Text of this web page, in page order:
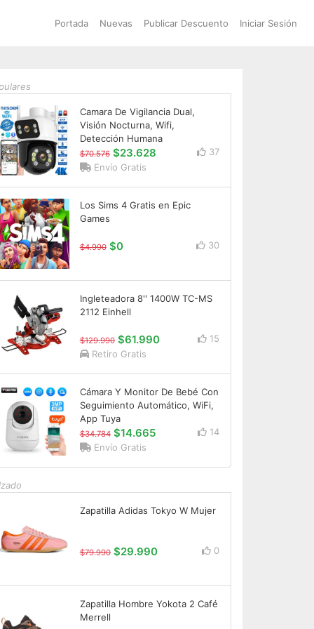
Portada Nuevas Publicar Descuento Iniciar Sesión
Camara De Vigilancia Dual,
Visión Nocturna, Wifi,
Detección Humana
$70.576 $23.628
37
Envío Gratis
Los Sims 4 Gratis en Epic
Games
$4.990 $0 30
Ingleteadora 8'' 1400W TC-MS
2112 Einhell
$129.990 $61.990
15
Retiro Gratis
Cámara Y Monitor De Bebé Con
Seguimiento Automático, WiFi,
App Tuya
$34.784 $14.665
14
Envío Gratis
Zapatilla Adidas Tokyo W Mujer
$79.990 $29.990 0
Zapatilla Hombre Yokota 2 Café
Merrell